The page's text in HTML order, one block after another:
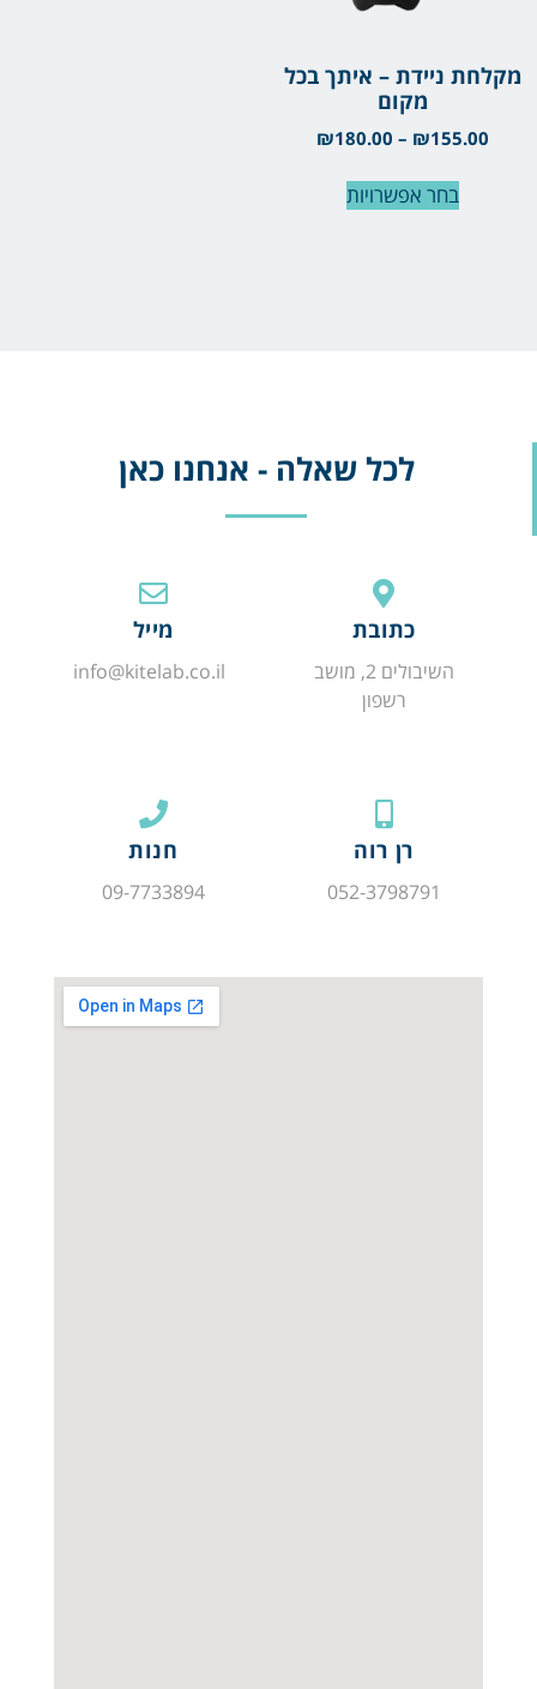
מקלחת ניידת – איתך בכל
מקום
₪155.00
–
₪180.00
בחר אפשרויות
לכל שאלה - אנחנו כאן
כתובת
השיבולים 2, מושב
רשפון
מייל
info@kitelab.co.il
רן רוה
052-3798791
חנות
09-7733894